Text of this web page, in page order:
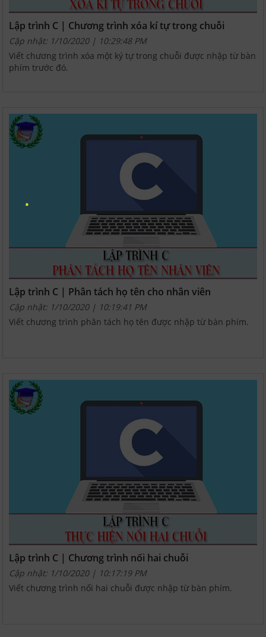
Lập trình C | Chương trình xóa kí tự trong chuỗi
Cập nhật: 1/10/2020 | 10:29:48 PM
Viết chương trình xóa một ký tự trong chuỗi được nhập từ bàn
phím trước đó.
Lập trình C | Phân tách họ tên cho nhân viên
Cập nhật: 1/10/2020 | 10:19:41 PM
Viết chương trình phân tách họ tên được nhập từ bàn phím.
Lập trình C | Chương trình nối hai chuỗi
Cập nhật: 1/10/2020 | 10:17:19 PM
Viết chương trình nối hai chuỗi được nhập từ bàn phím.